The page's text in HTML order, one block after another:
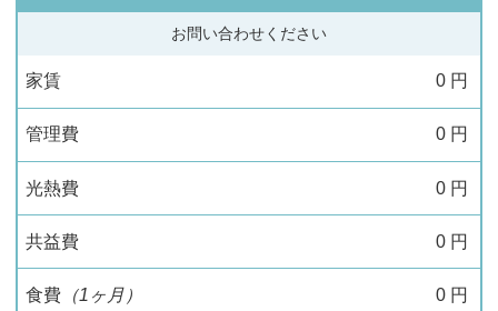
お問い合わせください
家賃 0 円
管理費 0 円
光熱費 0 円
共益費 0 円
食費（1ヶ月） 0 円